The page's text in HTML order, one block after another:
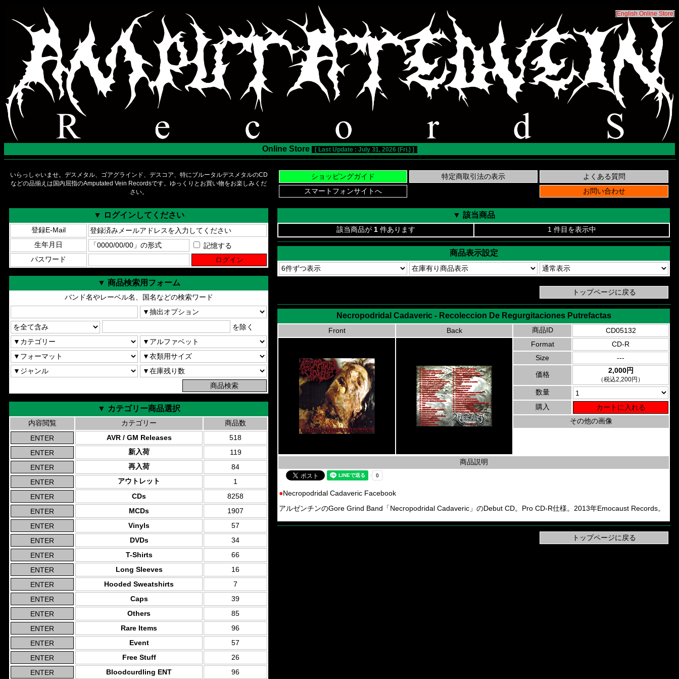
[English Online Store]
Online Store [ Last Update : July 31, 2026 (Fri.) ]
いらっしゃいませ。デスメタル、ゴアグラインド、デスコア、特にブルータルデスメタルのCD
などの品揃えは国内屈指のAmputated Vein Recordsです。ゆっくりとお買い物をお楽しみくだ
さい。
▼ ログインしてください
登録E-Mail
生年月日
記憶する
パスワード
▼ 商品検索用フォーム
バンド名やレーベル名、国名などの検索ワード
を除く
▼ カテゴリー商品選択
内容閲覧 カテゴリー
商品数
AVR / GM Releases
518
新入荷
119
再入荷
84
アウトレット
1
CDs
8258
MCDs
1907
Vinyls
57
DVDs
34
T-Shirts
66
Long Sleeves
16
Hooded Sweatshirts
7
Caps
39
Others
85
Rare Items
96
Event
57
Free Stuff
26
Bloodcurdling ENT
96
▼ 該当商品
該当商品が 1 件あります 1 件目を表示中
商品表示設定
Necropodridal Cadaveric - Recoleccion De Regurgitaciones Putrefactas
Front Back 商品ID
CD05132
Format
CD-R
Size
---
価格 2,000円
（税込2,200円）
数量
購入
その他の画像
商品説明
●Necropodridal Cadaveric Facebook
アルゼンチンのGore Grind Band「Necropodridal Cadaveric」のDebut CD。Pro CD-R仕様。2013年Emocaust Records。